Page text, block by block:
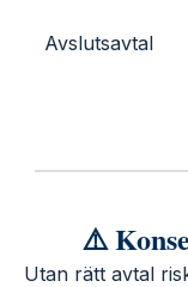
Avslutsavtal
⚠️
Utan rätt avtal